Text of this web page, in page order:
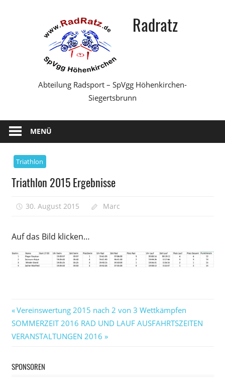
Radratz
Abteilung Radsport – SpVgg Höhenkirchen-
Siegertsbrunn
MENÜ
Triathlon
Triathlon 2015 Ergebnisse
30. August 2015 Marc
Auf das Bild klicken…
Beitragsnavigation
Vorheriger
Beitrag:
Vereinswertung 2015 nach 2 von 3 Wettkämpfen
Nächster
Beitrag:
SOMMERZEIT 2016 RAD UND LAUF AUSFAHRTSZEITEN
VERANSTALTUNGEN 2016
SPONSOREN